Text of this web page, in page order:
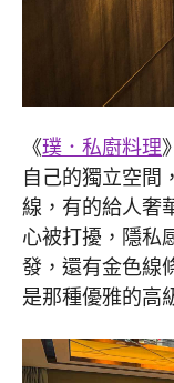
《璞．私廚料理
自己的獨立空間
線，有的給人奢
心被打擾，隱私
發，還有金色線
是那種優雅的高